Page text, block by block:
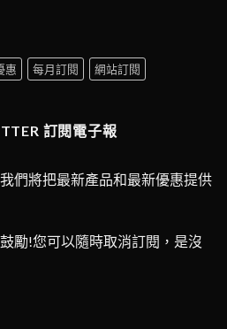
惠 每月訂閱 網站訂閱
訂閱電子報
們將把最新產品和最新優惠提供
勵!您可以隨時取消訂閱，是沒